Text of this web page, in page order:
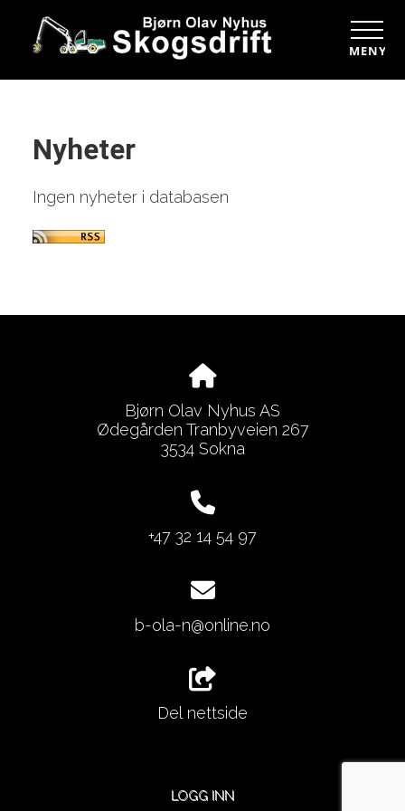
MENY
Nyheter
Ingen nyheter i databasen
Bjørn Olav Nyhus AS
Ødegården Tranbyveien 267
3534 Sokna
+47 32 14 54 97
b-ola-n@online.no
Del nettside
LOGG INN